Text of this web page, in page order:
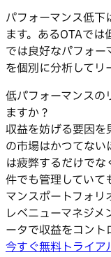
パフォーマンス低下
ます。あるOTAで
では良好なパフォ
を個別に分析してリ
低パフォーマンスの
ますか？
収益を妨げる要因
の市場はかつてな
は疲弊するだけで
件でも管理していて
マンスポートフォ
レベニューマネジメ
ータで収益をコント
今すぐ無料トライア